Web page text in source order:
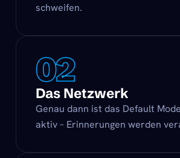
schweifen.
02
Das Netzwerk
Genau dann ist das Default
aktiv – Erinnerungen werden